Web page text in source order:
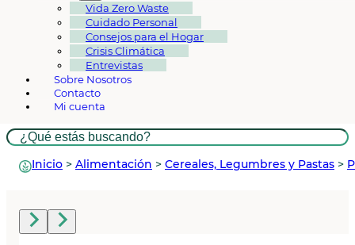
Vida Zero Waste
Cuidado Personal
Consejos para el Hogar
Crisis Climática
Entrevistas
Sobre Nosotros
Contacto
Mi cuenta
Buscar
Inicio > Alimentación > Cereales, Legumbres y Pastas >